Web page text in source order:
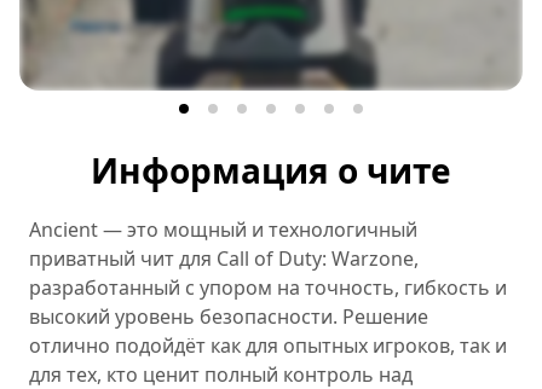
Информация о чите
Ancient — это мощный и технологичный
приватный чит для Call of Duty: Warzone,
разработанный с упором на точность, гибкость и
высокий уровень безопасности. Решение
отлично подойдёт как для опытных игроков, так и
для тех, кто ценит полный контроль над